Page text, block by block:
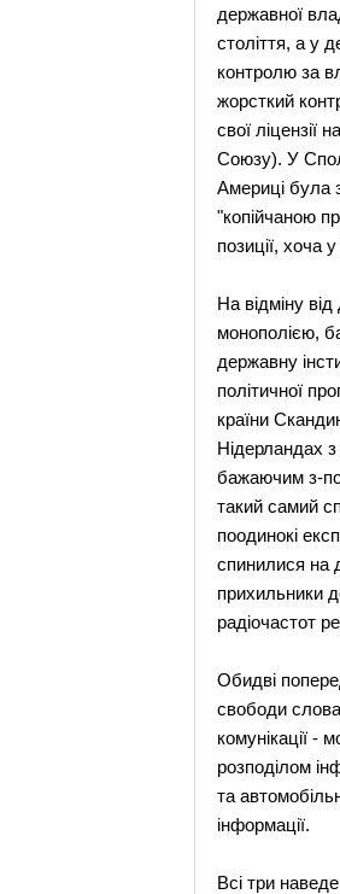
державної
століття, а у
контролю за
жорсткий
свої ліцензії
Союзу). У
Америці була
"копійчаною
позиції, хоча
На відміну
монополією,
державну
політичної
країни
Нідерландах
бажаючим з-
такий самий
поодинокі
спинилися на
прихильники
радіочастот
Обидві
свободи
комунікації -
розподілом
та
інформації.
Всі три